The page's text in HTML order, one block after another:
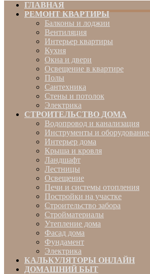
ГЛАВНАЯ
РЕМОНТ КВАРТИРЫ
Балконы и лоджии
Вентиляция
Интерьер квартиры
Кухня
Окна и двери
Освещение в квартире
Полы
Сантехника
Стены и потолок
Электрика
СТРОИТЕЛЬСТВО ДОМА
Водопровод и канализация
Инструменты и оборудование
Интерьер дома
Крыша и кровля
Ландшафт
Лестницы
Освещение
Печи и системы отопления
Постройки на участке
Строительство забора
Стройматериалы
Утепление дома
Фасад дома
Фундамент
Электрика
КАЛЬКУЛЯТОРЫ ОНЛАЙН
ДОМАШНИЙ БЫТ